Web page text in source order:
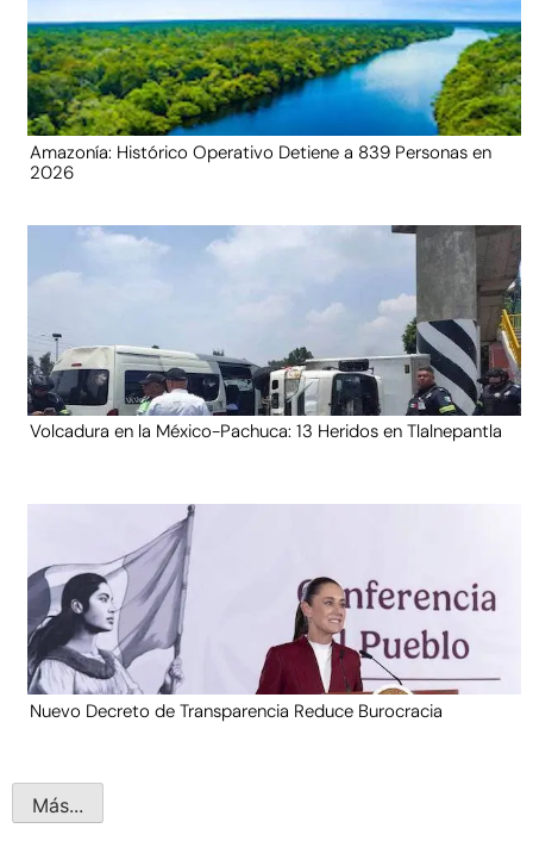
Amazonía: Histórico Operativo Detiene a 839 Personas en
2026
Volcadura en la México-Pachuca: 13 Heridos en Tlalnepantla
Nuevo Decreto de Transparencia Reduce Burocracia
Más...